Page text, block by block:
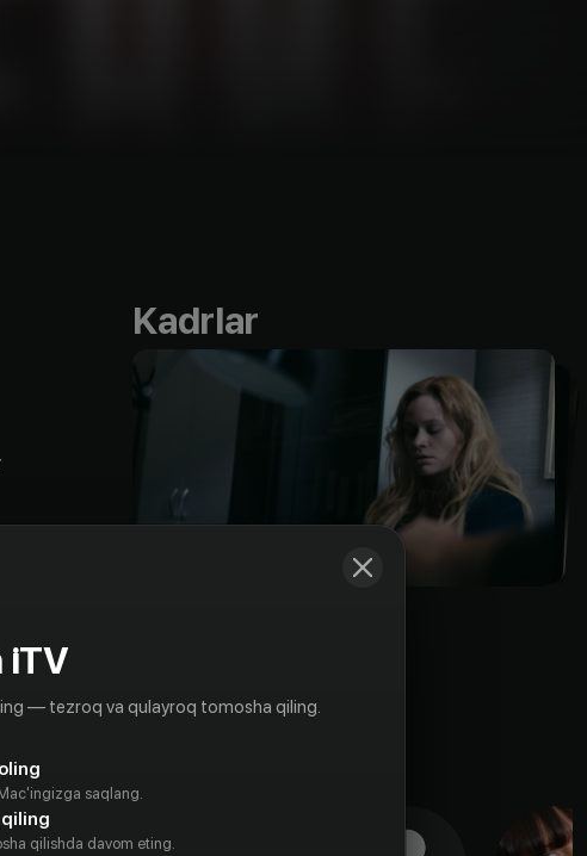
Kadrlar
iTV
— tezroq va qulayroq tomosha qiling.
saqlang.
qilishda davom eting.